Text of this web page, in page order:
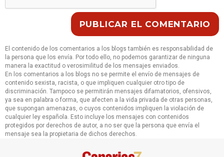
El contenido de los comentarios a los blogs también es responsabilidad de
la persona que los envía. Por todo ello, no podemos garantizar de ninguna
manera la exactitud o verosimilitud de los mensajes enviados.
En los comentarios a los blogs no se permite el envío de mensajes de
contenido sexista, racista, o que impliquen cualquier otro tipo de
discriminación. Tampoco se permitirán mensajes difamatorios, ofensivos,
ya sea en palabra o forma, que afecten a la vida privada de otras personas,
que supongan amenazas, o cuyos contenidos impliquen la violación de
cualquier ley española. Esto incluye los mensajes con contenidos
protegidos por derechos de autor, a no ser que la persona que envía el
mensaje sea la propietaria de dichos derechos.